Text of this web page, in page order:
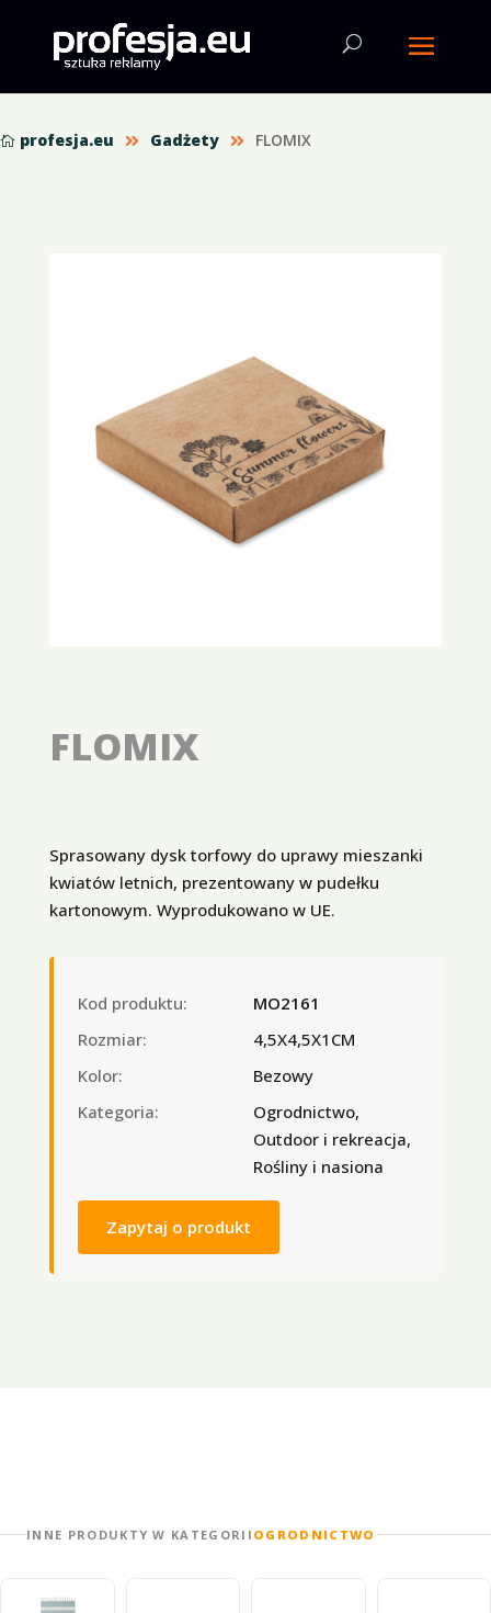
 profesja.eu  Gadżety  FLOMIX
FLOMIX
Sprasowany dysk torfowy do uprawy mieszanki
kwiatów letnich, prezentowany w pudełku
kartonowym. Wyprodukowano w UE.
Kod produktu:
MO2161
Rozmiar:
4,5X4,5X1CM
Kolor:
Bezowy
Kategoria:
Ogrodnictwo,
Outdoor i rekreacja,
Rośliny i nasiona
Zapytaj o produkt
INNE PRODUKTY W KATEGORII OGRODNICTWO